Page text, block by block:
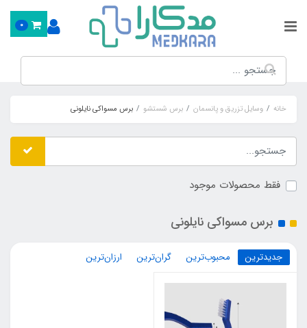
0
خانه وسایل تزریق و پانسمان برس شستشو برس مسواکی نایلونی
فقط محصولات موجود
برس مسواکی نایلونی
جدیدترین محبوب‌ترین گران‌ترین ارزان‌ترین